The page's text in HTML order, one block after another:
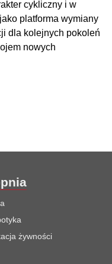
cykliczny i w
platforma wymiany
dla kolejnych pokoleń
nowych
żywności